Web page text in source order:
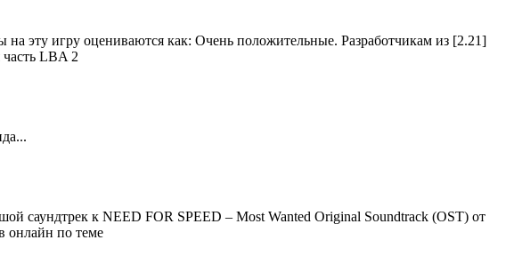
эту игру оцениваются как: Очень положительные. Разработчикам из [2.21]
часть LBA 2
саундтрек к NEED FOR SPEED – Most Wanted Original Soundtrack (OST) от
онлайн по теме